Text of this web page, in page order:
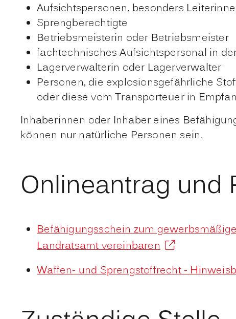
Aufsichtspersonen, besonders
Sprengberechtigte
Betriebsmeisterin oder Betriebsmeister
fachtechnisches Aufsichtspersonal in
Lagerverwalterin oder Lagerverwalter
Personen, die explosionsgefährliche
oder diese vom Transporteuer in
Inhaberinnen oder Inhaber eines
können nur natürliche Personen sein.
Onlineantrag und
Befähigungsschein zum
Landratsamt vereinbaren
Waffen- und Sprengstoffrecht -